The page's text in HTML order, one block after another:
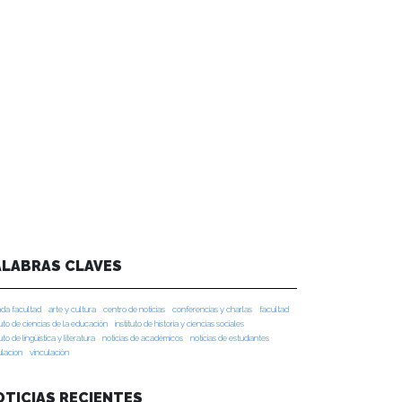
CLAVES
facultad arte y cultura centro de noticias conferencias y charlas
facultad
de ciencias de la educación
instituto de historia y ciencias sociales
de lingüística y literatura
noticias de académicos
noticias de estudiantes
vinculación
RECIENTES